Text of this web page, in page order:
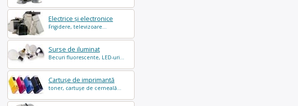
Electrice și electronice
Frigidere, televizoare...
Surse de iluminat
Becuri fluorescente, LED-uri...
Cartușe de imprimantă
toner, cartușe de cerneală...